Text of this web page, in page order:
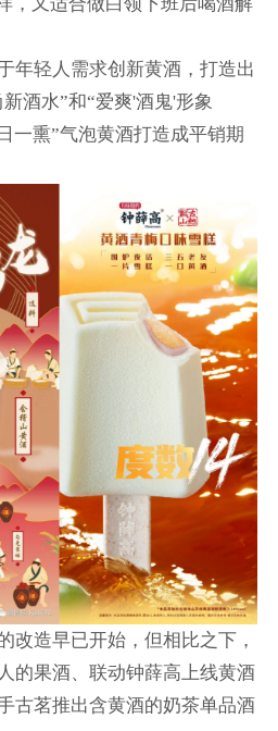
年轻人需求创新黄酒，打造出
酒水”和“爱爽'酒鬼'形象
一熏”气泡黄酒打造成平销期
改造早已开始，但相比之下，
的果酒、联动钟薛高上线黄酒
古茗推出含黄酒的奶茶单品酒